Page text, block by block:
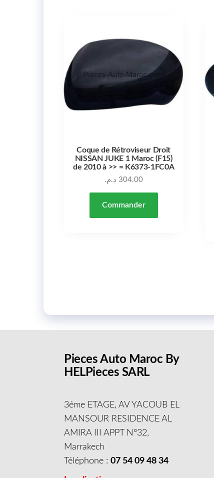
Coque de Rétroviseur Droit
NISSAN JUKE 1 Maroc (F15)
de 2010 à >> = K6373-1FC0A
304.00 د.م.
Commander
Pieces Auto Maroc By
HELPieces SARL
3éme ETAGE, AV YACOUB EL
MANSOUR RESIDENCE AL
AMIRA III APPT N°32,
Marrakech
Téléphone :07 54 09 48 34